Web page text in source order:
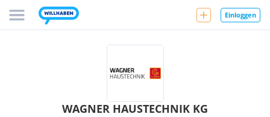
Einloggen
WAGNER HAUSTECHNIK KG